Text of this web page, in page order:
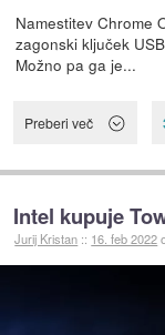
Namestitev Chrome
zagonski ključek
Možno pa ga je...
Preberi več
Intel kupuje
Jurij Kristan :: 16. feb 2022